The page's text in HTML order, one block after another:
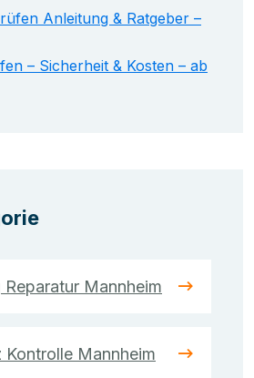
Anleitung & Ratgeber –
– Sicherheit & Kosten – ab
Reparatur Mannheim
Kontrolle Mannheim